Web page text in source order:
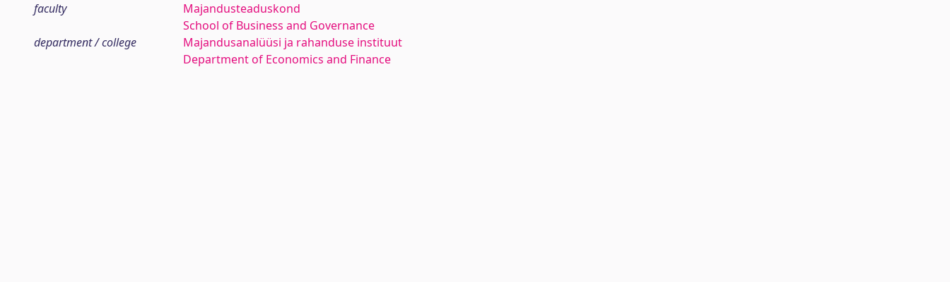
faculty
Majandusteaduskond
School of Business and Governance
department / college
Majandusanalüüsi ja rahanduse instituut
Department of Economics and Finance